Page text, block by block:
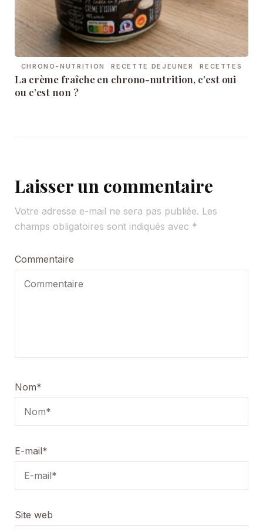
CHRONO-NUTRITION RECETTE DEJEUNER RECETTES
La crème fraîche en chrono-nutrition, c’est oui
ou c’est non ?
Laisser un commentaire
Votre adresse e-mail ne sera pas publiée. Les
champs obligatoires sont indiqués avec *
Commentaire
Nom*
E-mail*
Site web